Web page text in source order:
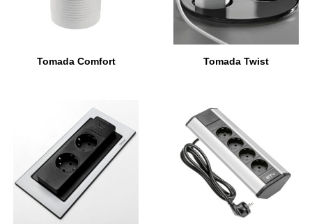
Tomada Comfort Tomada Twist